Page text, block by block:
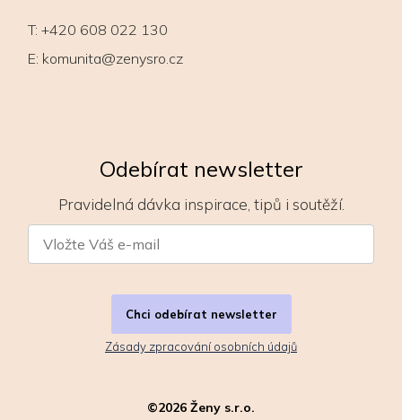
T: +420 608 022 130
E: komunita@zenysro.cz
Odebírat newsletter
Pravidelná dávka inspirace, tipů i soutěží.
Chci odebírat newsletter
Zásady zpracování osobních údajů
©2026 Ženy s.r.o.